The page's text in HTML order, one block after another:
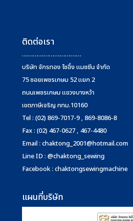
ติดต่อเรา
……………………………
บริษัท จักรทอง โซอิ้ง แมชชีน จำกัด
75 ซอยเพชรเกษม 52 แยก 2
ถนนเพชรเกษม แขวงบางหว้า
เขตภาษีเจริญ กทม.10160
Tel : (02) 869-7017-9 , 869-8086-8
Fax : (02) 467-0627 , 467-4480
Email : chaktong_2001@hotmail.com
Line ID : @chaktong_sewing
Facebook : chaktongsewingmachine
แผนที่บริษัท